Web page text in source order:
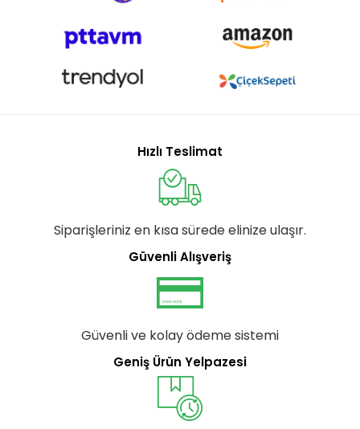
Hızlı Teslimat
Siparişleriniz en kısa sürede elinize ulaşır.
Güvenli Alışveriş
Güvenli ve kolay ödeme sistemi
Geniş Ürün Yelpazesi